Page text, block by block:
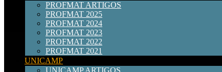
PROFMAT ARTIGOS
PROFMAT 2025
PROFMAT 2024
PROFMAT 2023
PROFMAT 2022
PROFMAT 2021
UNICAMP
UNICAMP ARTIGOS